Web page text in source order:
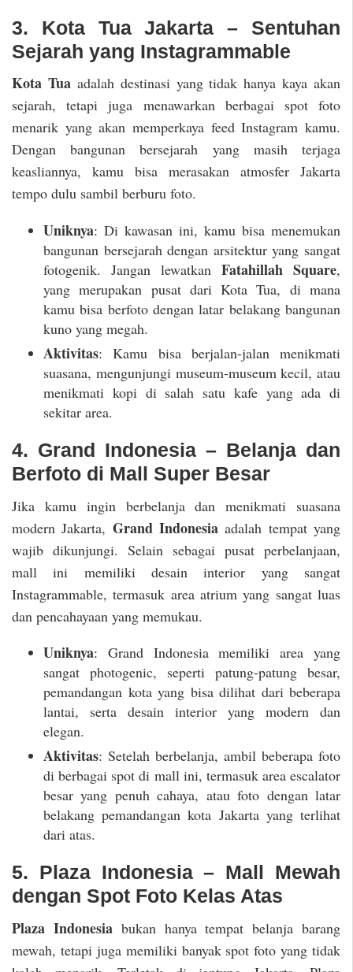
3. Kota Tua Jakarta – Sentuhan
Sejarah yang Instagrammable
Kota Tuaadalah destinasi yang tidak hanya kaya akan
sejarah, tetapi juga menawarkan berbagai spot foto
menarik yang akan memperkaya feed Instagram kamu.
Dengan bangunan bersejarah yang masih terjaga
keasliannya, kamu bisa merasakan atmosfer Jakarta
tempo dulu sambil berburu foto.
Uniknya: Di kawasan ini, kamu bisa menemukan
bangunan bersejarah dengan arsitektur yang sangat
fotogenik. Jangan lewatkan Fatahillah Square,
yang merupakan pusat dari Kota Tua, di mana
kamu bisa berfoto dengan latar belakang bangunan
kuno yang megah.
Aktivitas: Kamu bisa berjalan-jalan menikmati
suasana, mengunjungi museum-museum kecil, atau
menikmati kopi di salah satu kafe yang ada di
sekitar area.
4. Grand Indonesia – Belanja dan
Berfoto di Mall Super Besar
Jika kamu ingin berbelanja dan menikmati suasana
modern Jakarta, Grand Indonesia adalah tempat yang
wajib dikunjungi. Selain sebagai pusat perbelanjaan,
mall ini memiliki desain interior yang sangat
Instagrammable, termasuk area atrium yang sangat luas
dan pencahayaan yang memukau.
Uniknya: Grand Indonesia memiliki area yang
sangat photogenic, seperti patung-patung besar,
pemandangan kota yang bisa dilihat dari beberapa
lantai, serta desain interior yang modern dan
elegan.
Aktivitas: Setelah berbelanja, ambil beberapa foto
di berbagai spot di mall ini, termasuk area escalator
besar yang penuh cahaya, atau foto dengan latar
belakang pemandangan kota Jakarta yang terlihat
dari atas.
5. Plaza Indonesia – Mall Mewah
dengan Spot Foto Kelas Atas
Plaza Indonesiabukan hanya tempat belanja barang
mewah, tetapi juga memiliki banyak spot foto yang tidak